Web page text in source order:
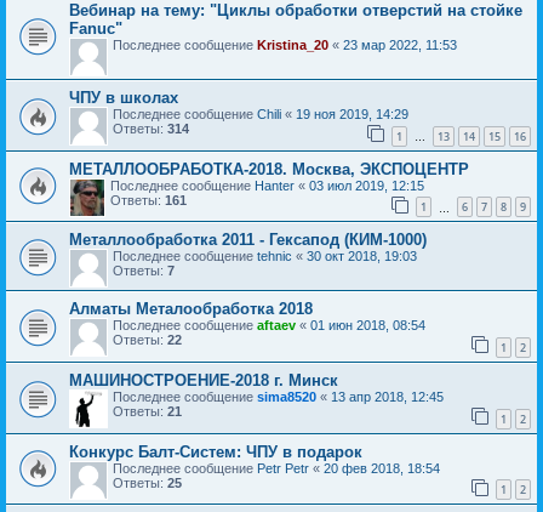
Вебинар на тему: "Циклы обработки отверстий на стойке
Fanuc"
Последнее сообщение Kristina_20 « 23 мар 2022, 11:53
ЧПУ в школах
Последнее сообщение Chili « 19 ноя 2019, 14:29
Ответы: 314 1 … 13 14 15 16
МЕТАЛЛООБРАБОТКА-2018. Москва, ЭКСПОЦЕНТР
Последнее сообщение Hanter « 03 июл 2019, 12:15
Ответы: 161 1 6 7 8 9
Металлообработка 2011 - Гексапод (КИМ-1000)
Последнее сообщение tehnic « 30 окт 2018, 19:03
Ответы: 7
Алматы Металообработка 2018
Последнее сообщение aftaev « 01 июн 2018, 08:54
Ответы: 22 1 2
МАШИНОСТРОЕНИЕ-2018 г. Минск
Последнее сообщение sima8520 « 13 апр 2018, 12:45
Ответы: 21 1 2
Конкурс Балт-Систем: ЧПУ в подарок
Последнее сообщение Petr Petr « 20 фев 2018, 18:54
Ответы: 25 1 2